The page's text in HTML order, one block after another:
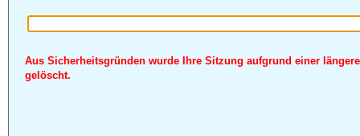
Aus Sicherheitsgründen wurde Ihre Sitzung aufgrund einer
gelöscht.